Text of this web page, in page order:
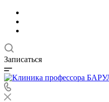
Записаться